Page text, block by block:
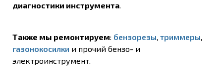
диагностики инструмента.
Также мы ремонтируем: бензорезы, триммеры,
газонокосилки и прочий бензо- и
электроинструмент.